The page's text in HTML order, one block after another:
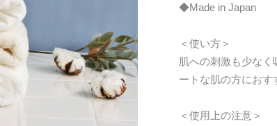
◆Made in Japan
＜使い方＞
肌への刺激も少な
ートな肌の方におす
＜使用上の注意＞